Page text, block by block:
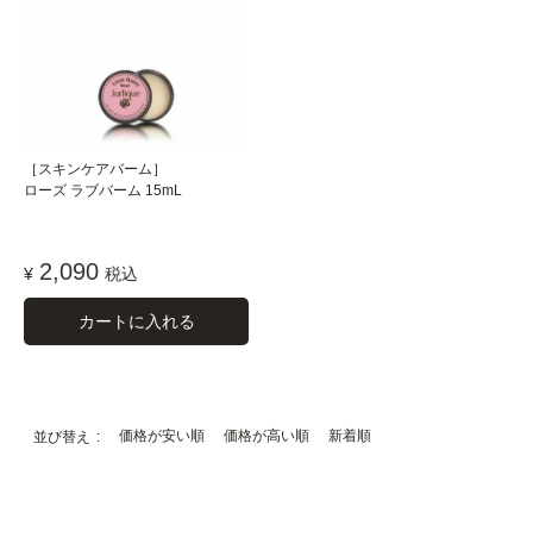
［スキンケアバーム］
ローズ ラブバーム 15mL
¥ 2,090 税込
カートに入れる
並び替え 価格が安い順 価格が高い順 新着順